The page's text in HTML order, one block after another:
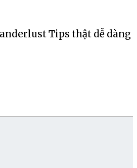
Tips thật dễ dàng